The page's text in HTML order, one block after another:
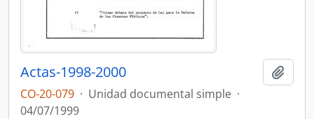
Actas-1998-2000
CO-20-079 · Unidad documental simple ·
04/07/1999